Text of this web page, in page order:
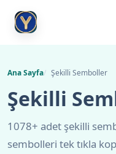
Ana Sayfa Şekilli Semboller
Şekilli
1078+ adet şekilli
sembolleri tek tıkla